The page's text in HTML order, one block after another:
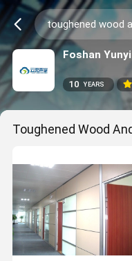
Foshan
10 YEARS
Toughened Wood